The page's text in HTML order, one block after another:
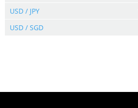
USD / JPY
USD / SGD